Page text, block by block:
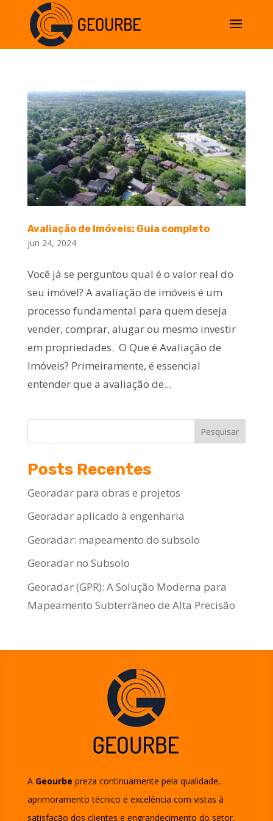
Avaliação de Imóveis: Guia completo
jun 24, 2024
Você já se perguntou qual é o valor real do
seu imóvel? A avaliação de imóveis é um
processo fundamental para quem deseja
vender, comprar, alugar ou mesmo investir
em propriedades. O Que é Avaliação de
Imóveis? Primeiramente, é essencial
entender que a avaliação de...
Pesquisar
Posts Recentes
Georadar para obras e projetos
Georadar aplicado à engenharia
Georadar: mapeamento do subsolo
Georadar no Subsolo
Georadar (GPR): A Solução Moderna para
Mapeamento Subterrâneo de Alta Precisão
A Geourbe preza continuamente pela qualidade,
aprimoramento técnico e excelência com vistas à
satisfação dos clientes e engrandecimento do setor.